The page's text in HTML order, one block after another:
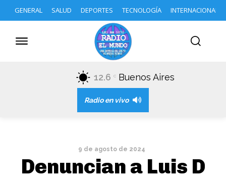
GENERAL SALUD DEPORTES TECNOLOGÍA INTERNACIONAL
12.6 C Buenos Aires
Radio en vivo
9 de agosto de 2024
Denuncian a Luis D